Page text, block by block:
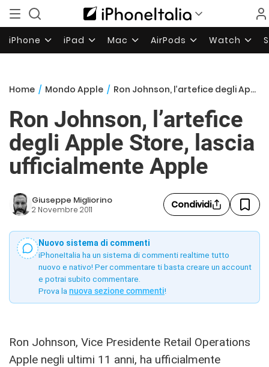
iPhone iPad Mac AirPods Watch
Home / Mondo Apple / Ron Johnson, l’artefice degli Apple Store, lascia ufficialmente Apple
Ron Johnson, l’artefice
degli Apple Store, lascia
ufficialmente Apple
Giuseppe Migliorino
2 Novembre 2011 Condividi
Nuovo sistema di commenti
iPhoneItalia ha un sistema di commenti realtime tutto
nuovo e nativo! Per commentare ti basta creare un account
e potrai subito commentare.
Prova la nuova sezione commenti!
Ron Johnson, Vice Presidente Retail Operations
Apple negli ultimi 11 anni, ha ufficialmente